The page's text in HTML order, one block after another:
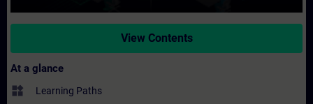
View Contents
At a glance
widgets Learning Paths